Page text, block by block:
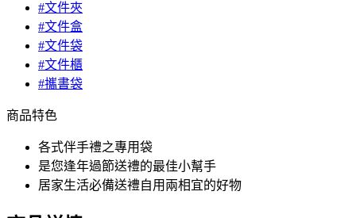
#文件夾
#文件盒
#文件袋
#文件櫃
#攜書袋
商品特色
各式伴手禮之專用袋
是您逢年過節送禮的最佳小幫手
居家生活必備送禮自用兩相宜的好物